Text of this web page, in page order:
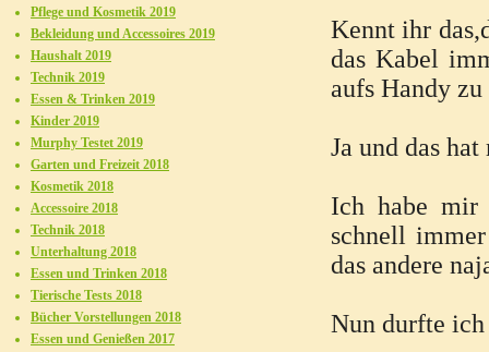
Kennt ihr
das Kabel
aufs Handy
Ja und das
Ich habe mir
schnell
das andere
Nun durfte
Pflege und Kosmetik 2019
Bekleidung und Accessoires 2019
Haushalt 2019
Technik 2019
Essen & Trinken 2019
Kinder 2019
Murphy Testet 2019
Garten und Freizeit 2018
Kosmetik 2018
Accessoire 2018
Technik 2018
Unterhaltung 2018
Essen und Trinken 2018
Tierische Tests 2018
Bücher Vorstellungen 2018
Essen und Genießen 2017